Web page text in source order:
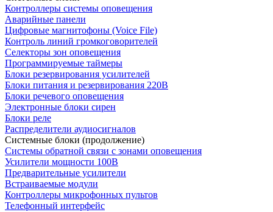
Контроллеры системы оповещения
Аварийные панели
Цифровые магнитофоны (Voice File)
Контроль линий громкоговорителей
Селекторы зон оповещения
Программируемые таймеры
Блоки резервирования усилителей
Блоки питания и резервирования 220В
Блоки речевого оповещения
Электронные блоки сирен
Блоки реле
Распределители аудиосигналов
Системные блоки (продолжение)
Системы обратной связи с зонами оповещения
Усилители мощности 100В
Предварительные усилители
Встраиваемые модули
Контроллеры микрофонных пультов
Телефонный интерфейс